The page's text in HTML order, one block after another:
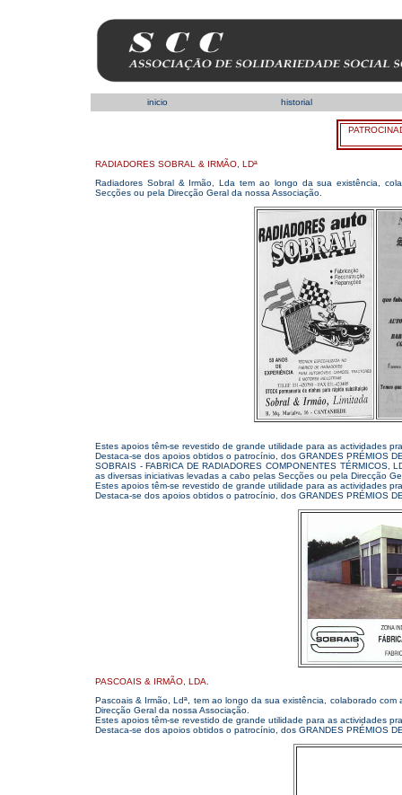
inicio historial
RADIADORES SOBRAL & IRMÃO, LDª
Radiadores Sobral & Irmão, Lda tem ao longo da sua existência,
Secções ou pela Direcção Geral da nossa Associação.
Estes apoios têm-se revestido de grande utilidade para as actividades
Destaca-se dos apoios obtidos o patrocínio, dos GRANDES PRÉMIOS
SOBRAIS - FABRICA DE RADIADORES COMPONENTES
as diversas iniciativas levadas a cabo pelas Secções ou pela Direcção
Estes apoios têm-se revestido de grande utilidade para as actividades
Destaca-se dos apoios obtidos o patrocínio, dos GRANDES PRÉMIOS
PASCOAIS & IRMÃO, LDA.
Pascoais & Irmão, Ldª, tem ao longo da sua existência, colaborado
Direcção Geral da nossa Associação.
Estes apoios têm-se revestido de grande utilidade para as actividades
Destaca-se dos apoios obtidos o patrocínio, dos GRANDES PRÉMIOS